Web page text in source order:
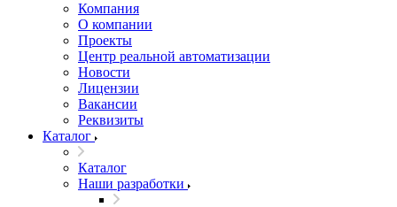
Компания
О компании
Проекты
Центр реальной автоматизации
Новости
Лицензии
Вакансии
Реквизиты
Каталог
Каталог
Наши разработки